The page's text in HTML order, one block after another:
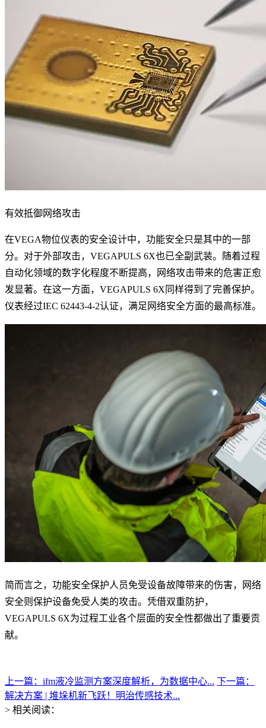
有效抵御网络攻击
在VEGA物位仪表的安全设计中，功能安全只是其中的一部
分。对于外部攻击，VEGAPULS 6X也已全副武装。随着过程
自动化领域的数字化程度不断提高，网络攻击带来的危害正愈
发显著。在这一方面，VEGAPULS 6X同样得到了完善保护。
仪表经过IEC 62443-4-2认证，满足网络安全方面的最高标准。
简而言之，功能安全保护人员免受设备故障带来的伤害，网络
安全则保护设备免受人类的攻击。凭借双重防护，
VEGAPULS 6X为过程工业各个层面的安全性都做出了重要贡
献。
上一篇：ifm液冷监测方案深度解析，为数据中心... 下一篇：
解决方案 | 堆垛机新飞跃！明治传感技术...
> 相关阅读：